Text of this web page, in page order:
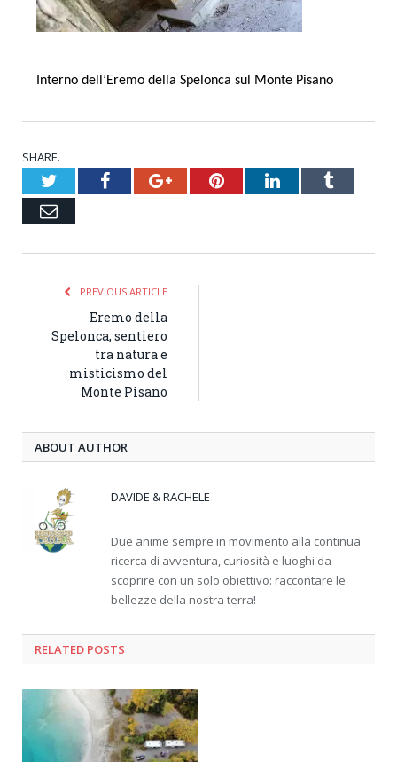
Interno dell’Eremo della Spelonca sul Monte Pisano
SHARE.
TwitterFacebookGoogle+PinterestLinkedInTumblr
Email
PREVIOUS ARTICLE
Eremo della
Spelonca, sentiero
tra natura e
misticismo del
Monte Pisano
ABOUT AUTHOR
DAVIDE & RACHELE
Due anime sempre in movimento alla continua
ricerca di avventura, curiosità e luoghi da
scoprire con un solo obiettivo: raccontare le
bellezze della nostra terra!
RELATED POSTS